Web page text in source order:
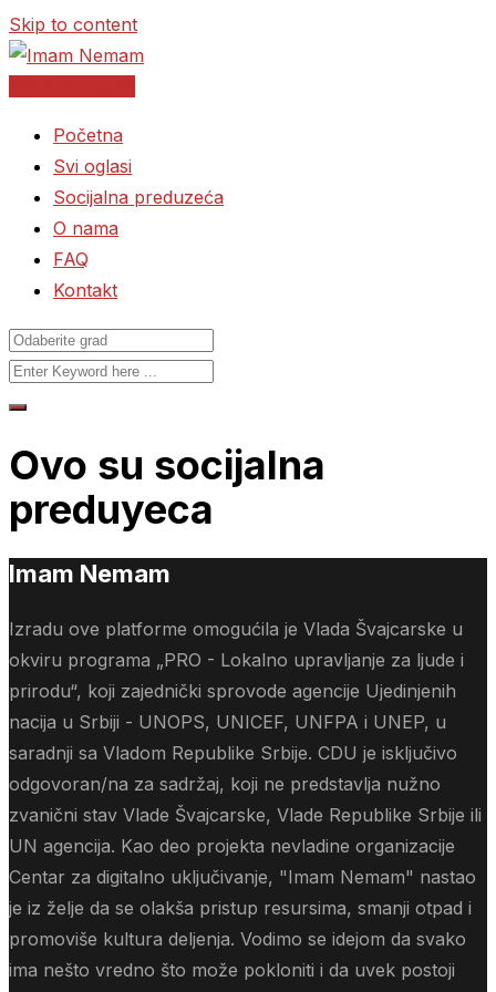
Skip to content
Početna
Svi oglasi
Socijalna preduzeća
O nama
FAQ
Kontakt
Ovo su socijalna
preduyeca
Imam Nemam
Izradu ove platforme omogućila je Vlada Švajcarske u
okviru programa „PRO - Lokalno upravljanje za ljude i
prirodu“, koji zajednički sprovode agencije Ujedinjenih
nacija u Srbiji - UNOPS, UNICEF, UNFPA i UNEP, u
saradnji sa Vladom Republike Srbije. CDU je isključivo
odgovoran/na za sadržaj, koji ne predstavlja nužno
zvanični stav Vlade Švajcarske, Vlade Republike Srbije ili
UN agencija. Kao deo projekta nevladine organizacije
Centar za digitalno uključivanje, "Imam Nemam" nastao
je iz želje da se olakša pristup resursima, smanji otpad i
promoviše kultura deljenja. Vodimo se idejom da svako
ima nešto vredno što može pokloniti i da uvek postoji